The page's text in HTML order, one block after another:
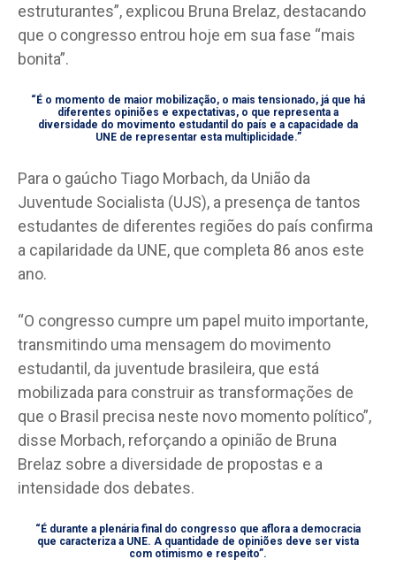
estruturantes”, explicou Bruna Brelaz, destacando
que o congresso entrou hoje em sua fase “mais
bonita”.
“É o momento de maior mobilização, o mais tensionado, já que há
diferentes opiniões e expectativas, o que representa a
diversidade do movimento estudantil do país e a capacidade da
UNE de representar esta multiplicidade.”
Para o gaúcho Tiago Morbach, da União da
Juventude Socialista (UJS), a presença de tantos
estudantes de diferentes regiões do país confirma
a capilaridade da UNE, que completa 86 anos este
ano.
“O congresso cumpre um papel muito importante,
transmitindo uma mensagem do movimento
estudantil, da juventude brasileira, que está
mobilizada para construir as transformações de
que o Brasil precisa neste novo momento político”,
disse Morbach, reforçando a opinião de Bruna
Brelaz sobre a diversidade de propostas e a
intensidade dos debates.
“É durante a plenária final do congresso que aflora a democracia
que caracteriza a UNE. A quantidade de opiniões deve ser vista
com otimismo e respeito”.